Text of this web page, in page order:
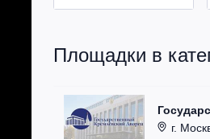
Площадки в
г.